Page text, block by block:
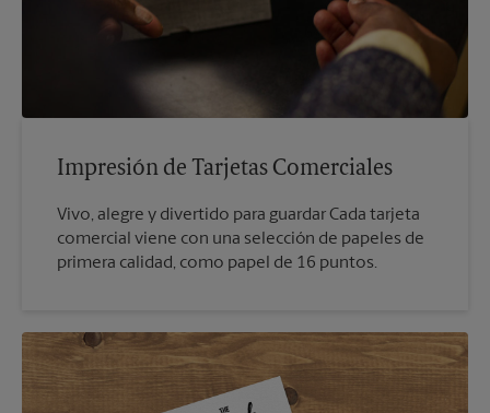
Impresión de Tarjetas Comerciales
Vivo, alegre y divertido para guardar Cada tarjeta
comercial viene con una selección de papeles de
primera calidad, como papel de 16 puntos.